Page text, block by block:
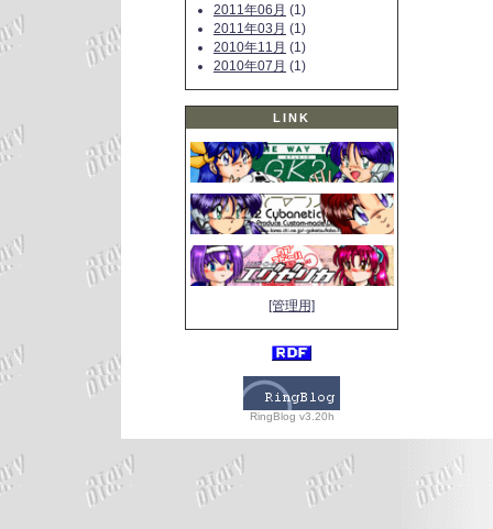
2011年06月 (1)
2011年03月 (1)
2010年11月 (1)
2010年07月 (1)
LINK
[管理用]
RingBlog v3.20h